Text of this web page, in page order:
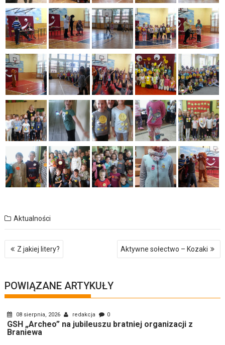
Aktualności
Nawigacja
wpisu
Z jakiej litery? Aktywne sołectwo – Kozaki
POWIĄZANE ARTYKUŁY
08 sierpnia, 2026 redakcja 0
GSH „Archeo” na jubileuszu bratniej organizacji z
Braniewa